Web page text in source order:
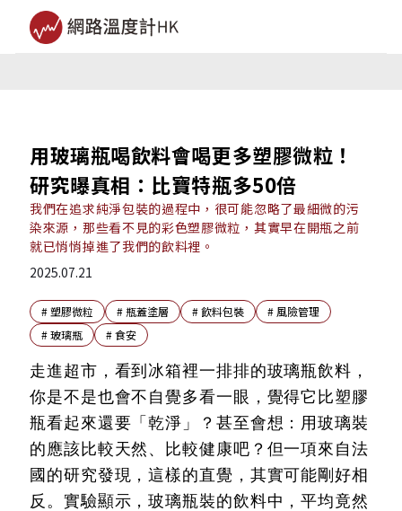
用玻璃瓶喝飲料會喝更多塑膠微粒！
研究曝真相：比寶特瓶多50倍
我們在追求純淨包裝的過程中，很可能忽略了最細微的污
染來源，那些看不見的彩色塑膠微粒，其實早在開瓶之前
就已悄悄掉進了我們的飲料裡。
2025.07.21
#塑膠微粒 #瓶蓋塗層 #飲料包裝 # 風險管理
#玻璃瓶 #食安
走進超市，看到冰箱裡一排排的玻璃瓶飲料，
你是不是也會不自覺多看一眼，覺得它比塑膠
瓶看起來還要「乾淨」？甚至會想：用玻璃裝
的應該比較天然、比較健康吧？但一項來自法
國的研究發現，這樣的直覺，其實可能剛好相
反。實驗顯示，玻璃瓶裝的飲料中，平均竟然